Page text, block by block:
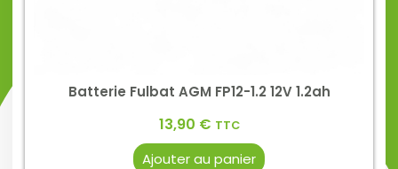
Batterie Fulbat AGM FP12-1.2 12V 1.2ah
13,90 € TTC
Ajouter au panier